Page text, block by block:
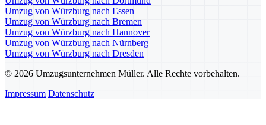
Umzug von Würzburg nach Essen
Umzug von Würzburg nach Bremen
Umzug von Würzburg nach Hannover
Umzug von Würzburg nach Nürnberg
Umzug von Würzburg nach Dresden
© 2026 Umzugsunternehmen Müller. Alle Rechte vorbehalten.
Impressum Datenschutz